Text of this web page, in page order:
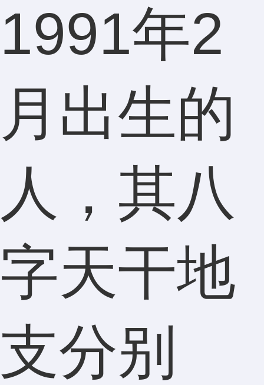
1991年2
月出生的
人，其八
字天干地
支分别